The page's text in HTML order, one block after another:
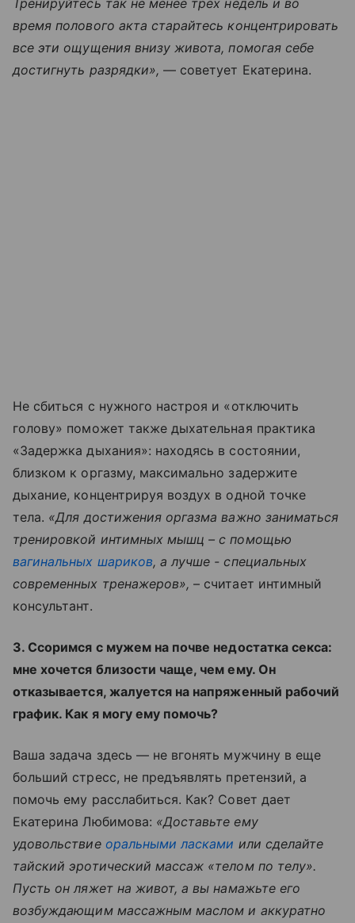
время полового акта старайтесь концентрировать
все эти ощущения внизу живота, помогая себе
достигнуть разрядки»,— советует Екатерина.
Не сбиться с нужного настроя и «отключить
голову» поможет также дыхательная практика
«Задержка дыхания»: находясь в состоянии,
близком к оргазму, максимально задержите
дыхание, концентрируя воздух в одной точке
тела. «Для достижения оргазма важно заниматься
тренировкой интимных мышц – с помощью
вагинальных шариков, а лучше - специальных
современных тренажеров»,– считает интимный
консультант.
3. Ссоримся с мужем на почве недостатка секса:
мне хочется близости чаще, чем ему. Он
отказывается, жалуется на напряженный рабочий
график. Как я могу ему помочь?
Ваша задача здесь — не вгонять мужчину в еще
больший стресс, не предъявлять претензий, а
помочь ему расслабиться. Как? Совет дает
Екатерина Любимова: «Доставьте ему
удовольствие оральными ласками или сделайте
тайский эротический массаж «телом по телу».
Пусть он ляжет на живот, а вы намажьте его
возбуждающим массажным маслом и аккуратно